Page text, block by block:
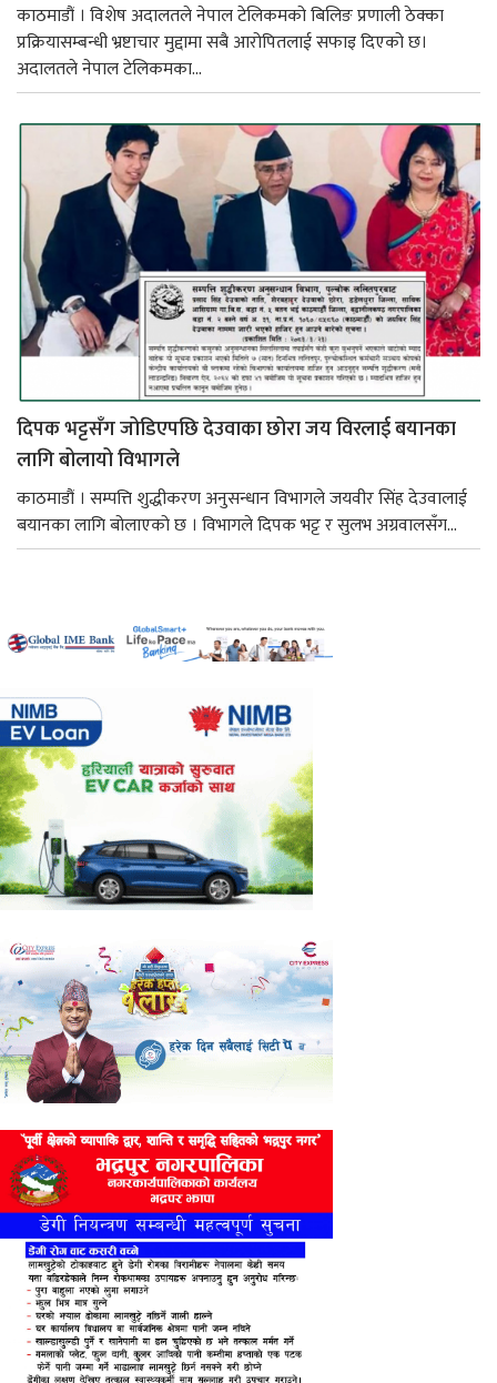
काठमाडौं । विशेष अदालतले नेपाल टेलिकमको बिलिङ प्रणाली ठेक्का
प्रक्रियासम्बन्धी भ्रष्टाचार मुद्दामा सबै आरोपितलाई सफाइ दिएको छ।
अदालतले नेपाल टेलिकमका...
दिपक भट्टसँग जोडिएपछि देउवाका छोरा जय विरलाई बयानका
लागि बोलायो विभागले
काठमाडौं । सम्पत्ति शुद्धीकरण अनुसन्धान विभागले जयवीर सिंह देउवालाई
बयानका लागि बोलाएको छ । विभागले दिपक भट्ट र सुलभ अग्रवालसँग...